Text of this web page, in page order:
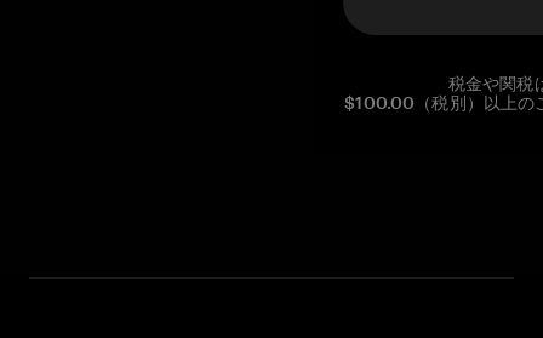
税金や関税
$100.00（税別）以上の